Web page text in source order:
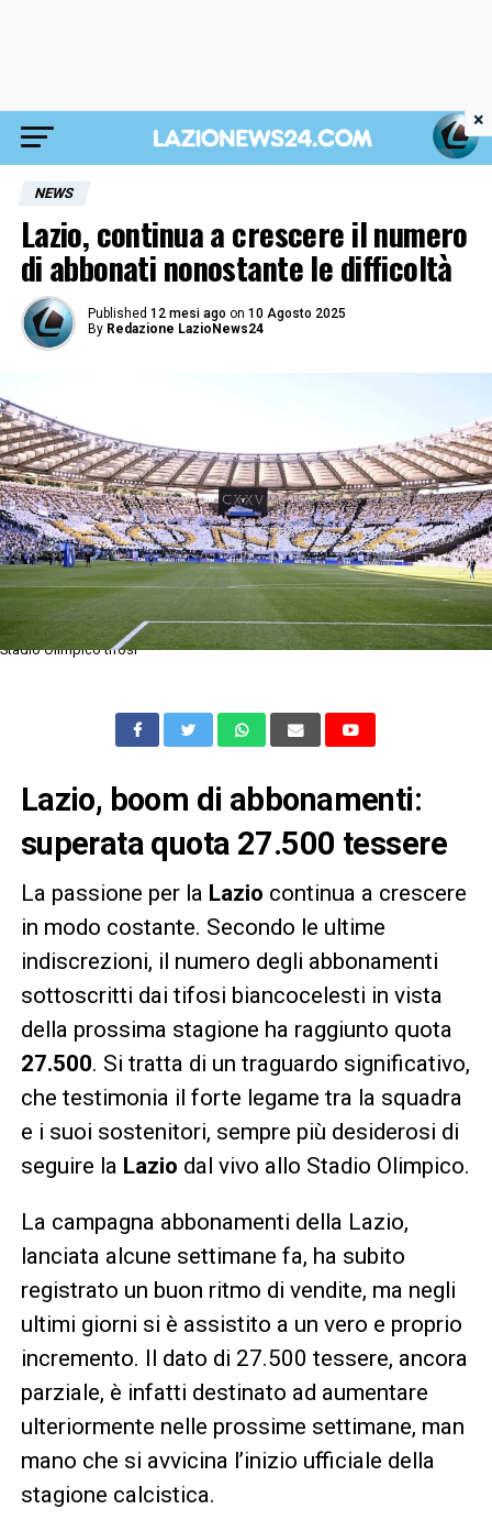
NEWS
Lazio, continua a crescere il numero
di abbonati nonostante le difficoltà
Published 12 mesi ago on 10 Agosto 2025
By Redazione LazioNews24
Stadio Olimpico tifosi
Lazio, boom di abbonamenti:
superata quota 27.500 tessere
La passione per la Lazio continua a crescere
in modo costante. Secondo le ultime
indiscrezioni, il numero degli abbonamenti
sottoscritti dai tifosi biancocelesti in vista
della prossima stagione ha raggiunto quota
27.500. Si tratta di un traguardo significativo,
che testimonia il forte legame tra la squadra
e i suoi sostenitori, sempre più desiderosi di
seguire la Lazio dal vivo allo Stadio Olimpico.
La campagna abbonamenti della Lazio,
lanciata alcune settimane fa, ha subito
registrato un buon ritmo di vendite, ma negli
ultimi giorni si è assistito a un vero e proprio
incremento. Il dato di 27.500 tessere, ancora
parziale, è infatti destinato ad aumentare
ulteriormente nelle prossime settimane, man
mano che si avvicina l’inizio ufficiale della
stagione calcistica.
×